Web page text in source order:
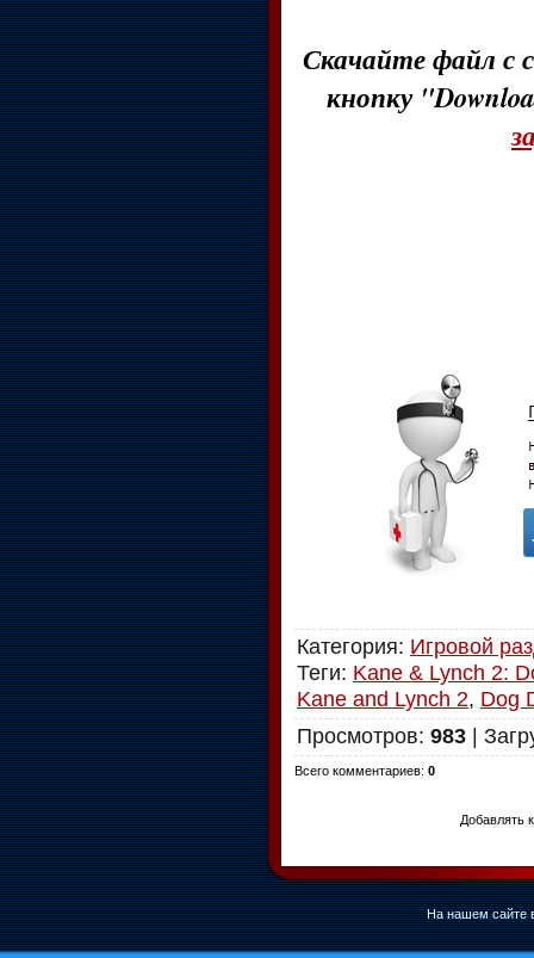
Скачайте файл с
кнопку
Категория: Игровой
Теги: Kane & Lynch 2:
Kane and Lynch 2, Dog
Просмотров: 983 |
Всего комментариев: 0
Добавлять
На нашем сайте